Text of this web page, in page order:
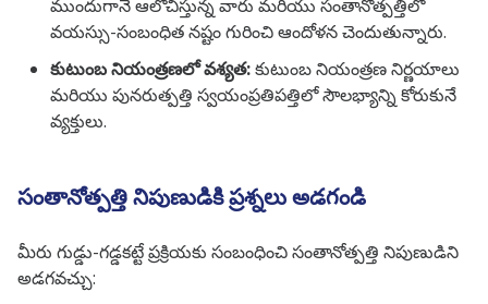
ముందుగానే ఆలోచిస్తున్న వారు మరియు సంతానోత్పత్తిలో
వయస్సు-సంబంధిత నష్టం గురించి ఆందోళన చెందుతున్నారు.
కుటుంబ నియంత్రణలో వశ్యత:కుటుంబ నియంత్రణ నిర్ణయాలు
మరియు పునరుత్పత్తి స్వయంప్రతిపత్తిలో సౌలభ్యాన్ని కోరుకునే
వ్యక్తులు.
సంతానోత్పత్తి నిపుణుడికి ప్రశ్నలు అడగండి
మీరు గుడ్డు-గడ్డకట్టే ప్రక్రియకు సంబంధించి సంతానోత్పత్తి నిపుణుడిని
అడగవచ్చు: